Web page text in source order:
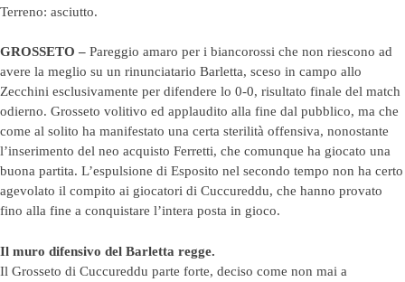
Terreno: asciutto.
GROSSETO – Pareggio amaro per i biancorossi che non riescono ad
avere la meglio su un rinunciatario Barletta, sceso in campo allo
Zecchini esclusivamente per difendere lo 0-0, risultato finale del match
odierno. Grosseto volitivo ed applaudito alla fine dal pubblico, ma che
come al solito ha manifestato una certa sterilità offensiva, nonostante
l’inserimento del neo acquisto Ferretti, che comunque ha giocato una
buona partita. L’espulsione di Esposito nel secondo tempo non ha certo
agevolato il compito ai giocatori di Cuccureddu, che hanno provato
fino alla fine a conquistare l’intera posta in gioco.
Il muro difensivo del Barletta regge.
Il Grosseto di Cuccureddu parte forte, deciso come non mai a